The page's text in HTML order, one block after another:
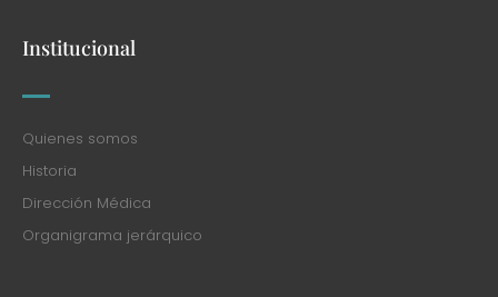
Institucional
Quienes somos
Historia
Dirección Médica
Organigrama jerárquico